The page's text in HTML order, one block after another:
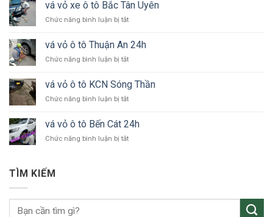
xe
ô
KCN
vá vỏ xe ô tô Bắc Tân Uyên
Chức năng bình luận bị tắtở
vỏ
xe
ô
Bắc
Tân
Uyên
vá vỏ ô tô Thuận An 24h
Chức năng bình luận bị tắtở
ô
tô
An
vá vỏ ô tô KCN Sóng Thần
Chức năng bình luận bị tắtở
vỏ
ô
tô
vá vỏ ô tô Bến Cát 24h
Chức năng bình luận bị tắtở
Cát
TÌM KIẾM